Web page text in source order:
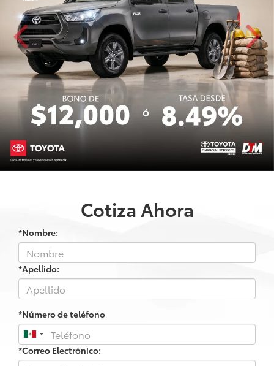
Cotiza Ahora
*Nombre:
*Apellido:
*Número de teléfono
*Correo Electrónico: